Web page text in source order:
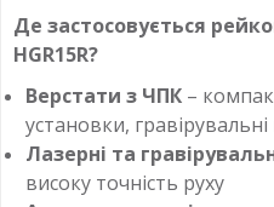
Де застосовується
HGR15R?
Верстати з ЧПК –
установки,
Лазерні та
високу точність руху